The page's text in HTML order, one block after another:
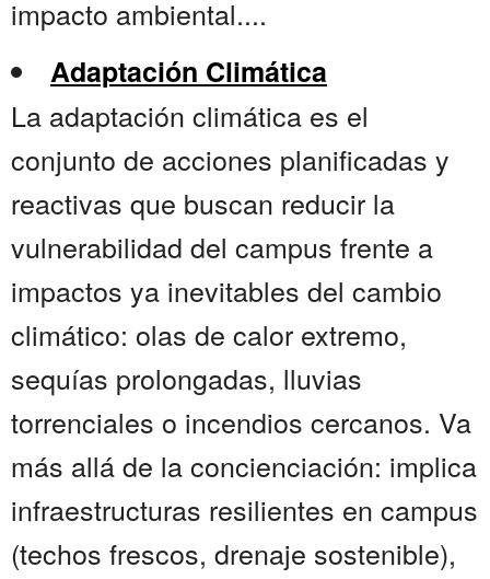
impacto ambiental....
Adaptación Climática
La adaptación climática es el
conjunto de acciones planificadas y
reactivas que buscan reducir la
vulnerabilidad del campus frente a
impactos ya inevitables del cambio
climático: olas de calor extremo,
sequías prolongadas, lluvias
torrenciales o incendios cercanos. Va
más allá de la concienciación: implica
infraestructuras resilientes en campus
(techos frescos, drenaje sostenible),